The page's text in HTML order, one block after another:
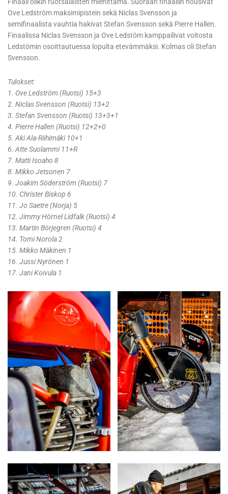
Ove Ledström maksimipistein sekä Niclas Svensson ja
semifinaalista vauhtia hakivat Stefan Svensson sekä Pierre Hallen.
Finaalissa Niclas Svensson ja Ove Ledstöm kamppailivat voitosta
Ledstömin osoittautuessa lopulta etevämmäksi. Kolmas oli Stefan
Svensson.
Tulokset:
1. Ove Ledström (Ruotsi) 15+3
2. Niclas Svensson (Ruotsi) 13+2
3. Stefan Svensson (Ruotsi) 13+3+1
4. Pierre Hallen (Ruotsi) 12+2+0
5. Aki Ala-Riihimäki 10+1
6. Atte Suolammi 11+R
7. Matti Isoaho 8
8. Mikko Jetsonen 7
9. Joakim Söderström (Ruotsi) 7
10. Christer Biskop 6
11. Jo Saetre (Norja) 5
12. Jimmy Hörnel Lidfalk (Ruotsi) 4
13. Martin Börjegren (Ruotsi) 4
14. Tomi Norola 2
15. Mikko Mäkinen 1
16. Jussi Nyrönen 1
17. Jani Koivula 1